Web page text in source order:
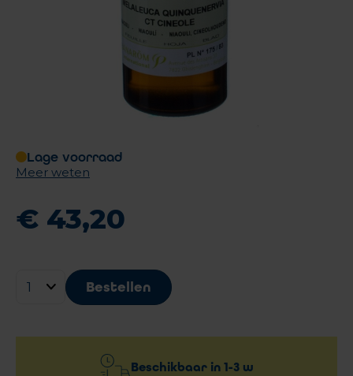
Lage voorraad
Meer weten
€ 43,20
Bestellen
Beschikbaar in 1-3 w